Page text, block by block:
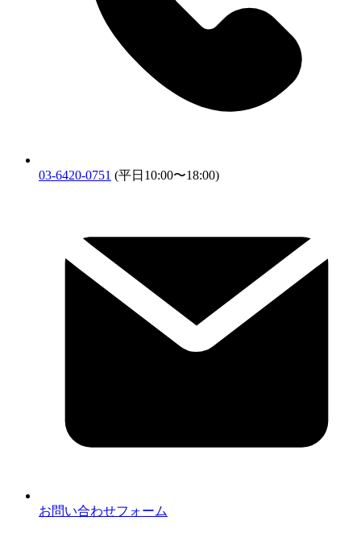
03-6420-0751 (平日10:00〜18:00)
お問い合わせフォーム